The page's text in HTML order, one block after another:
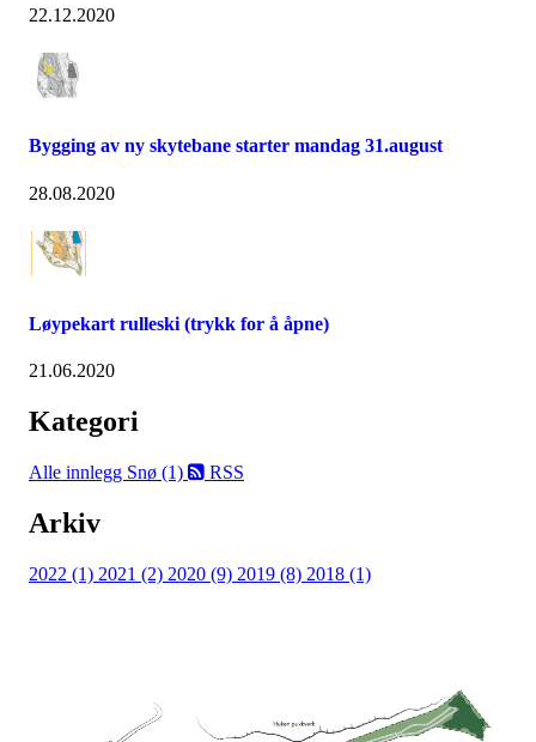
22.12.2020
Bygging av ny skytebane starter mandag 31.august
28.08.2020
Løypekart rulleski (trykk for å åpne)
21.06.2020
Kategori
Alle innlegg Snø (1) RSS
Arkiv
2022 (1) 2021 (2) 2020 (9) 2019 (8) 2018 (1)